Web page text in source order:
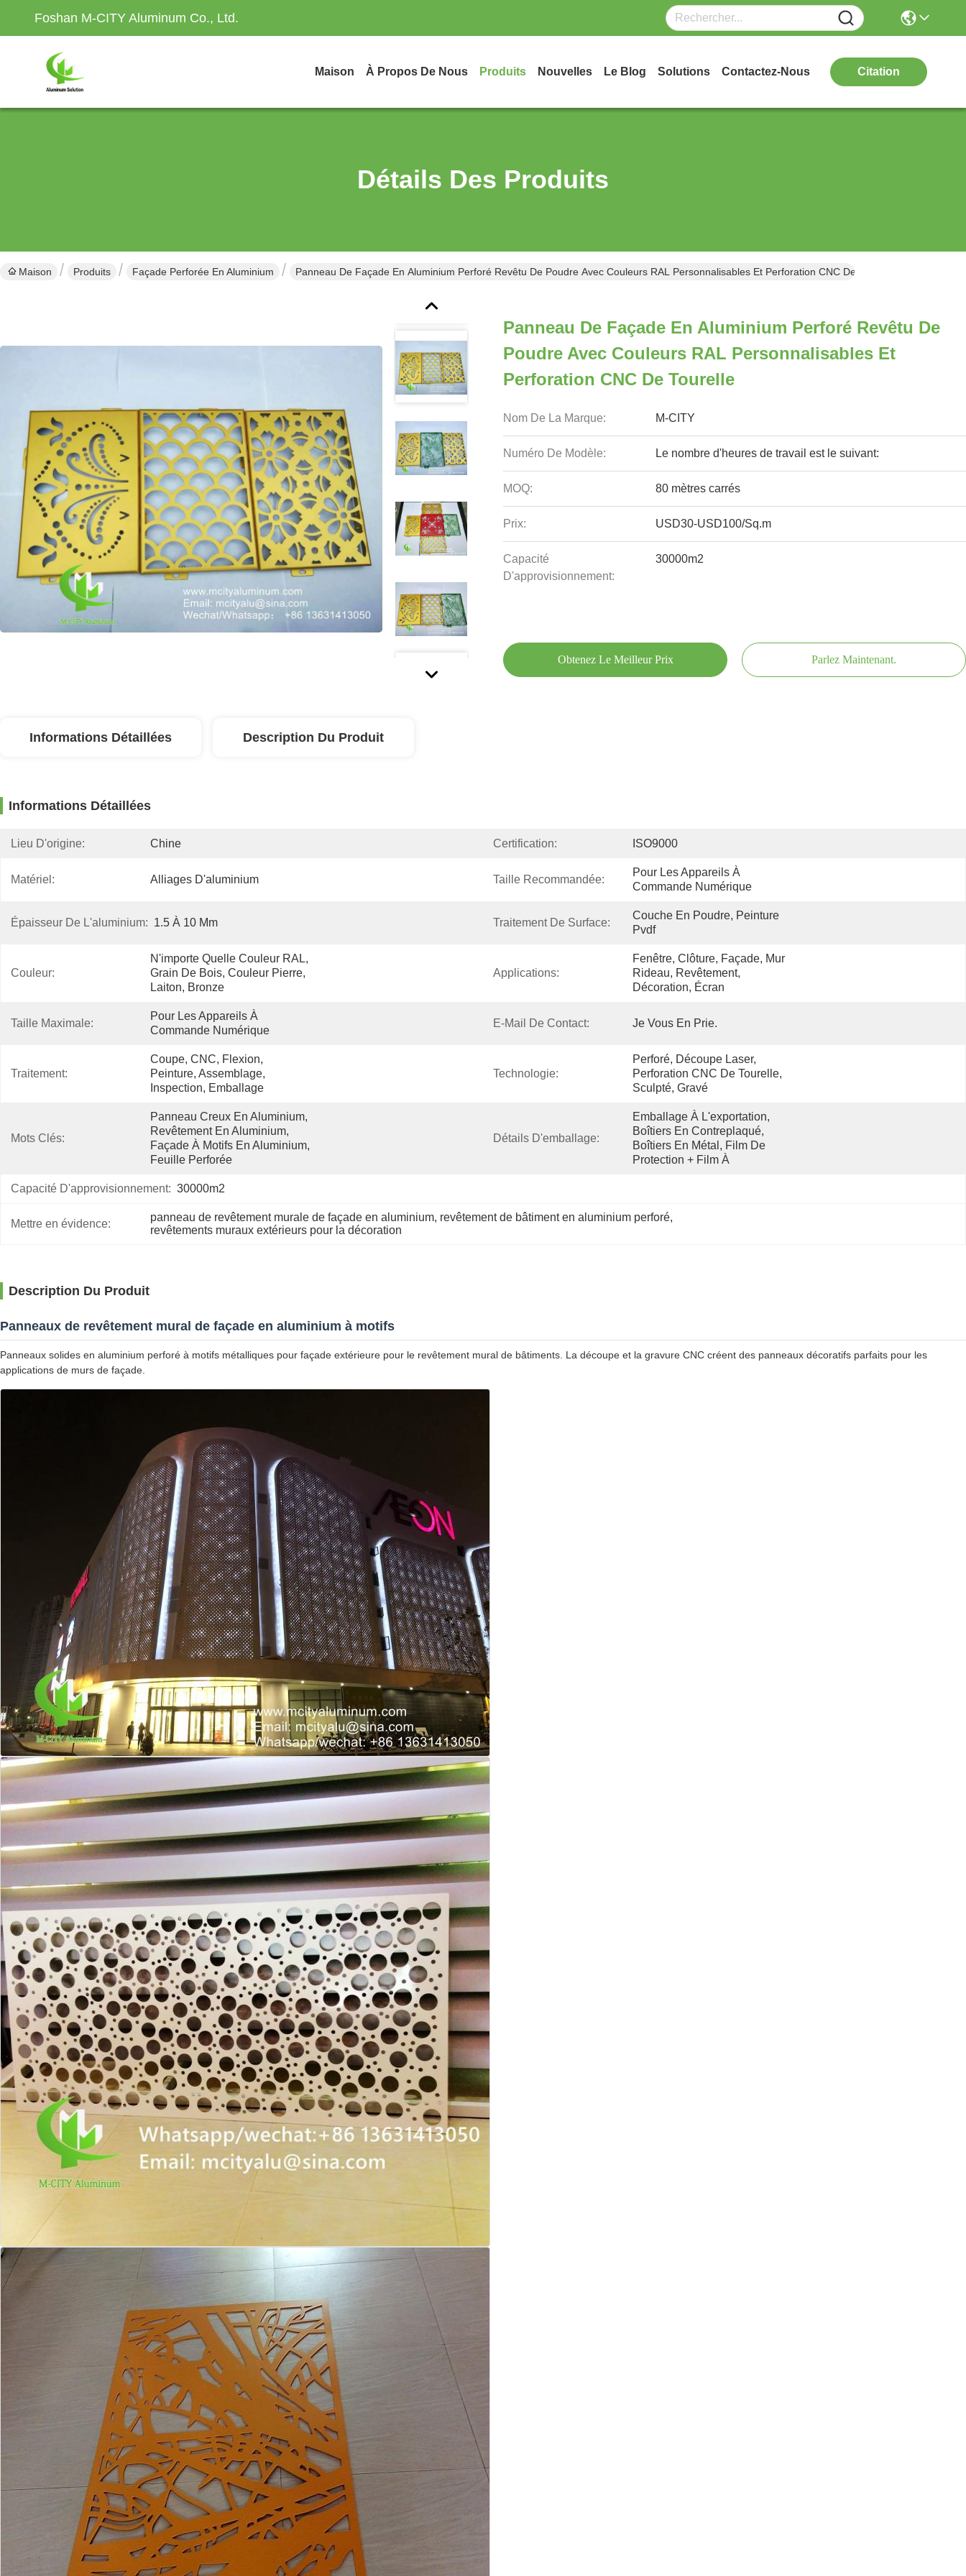
Foshan M-CITY Aluminum Co., Ltd.
Maison À Propos De Nous Produits Nouvelles Le Blog Solutions Contactez-Nous Citation
Détails Des Produits
Maison Produits Façade Perforée En Aluminium Panneau De Façade En Aluminium Perforé Revêtu De Poudre Avec Couleurs RAL Personnalisables Et Perforation CNC De Tourelle
Panneau De Façade En Aluminium Perforé Revêtu De
Poudre Avec Couleurs RAL Personnalisables Et
Perforation CNC De Tourelle
Nom De La Marque: M-CITY
Numéro De Modèle: Le nombre d'heures de travail est le suivant:
MOQ: 80 mètres carrés
Prix: USD30-USD100/Sq.m
Capacité
D'approvisionnement:
30000m2
Obtenez Le Meilleur Prix Parlez Maintenant.
Informations Détaillées Description Du Produit
Informations Détaillées
Lieu D'origine: Chine Certification: ISO9000
Matériel: Alliages D'aluminium Taille Recommandée:
Pour Les Appareils À
Commande Numérique
Épaisseur De L'aluminium: 1.5 À 10 Mm Traitement De Surface:
Couche En Poudre, Peinture
Pvdf
Couleur:
N'importe Quelle Couleur RAL,
Grain De Bois, Couleur Pierre,
Laiton, Bronze
Applications:
Fenêtre, Clôture, Façade, Mur
Rideau, Revêtement,
Décoration, Écran
Taille Maximale:
Pour Les Appareils À
Commande Numérique
E-Mail De Contact: Je Vous En Prie.
Traitement:
Coupe, CNC, Flexion,
Peinture, Assemblage,
Inspection, Emballage
Technologie:
Perforé, Découpe Laser,
Perforation CNC De Tourelle,
Sculpté, Gravé
Mots Clés:
Panneau Creux En Aluminium,
Revêtement En Aluminium,
Façade À Motifs En Aluminium,
Feuille Perforée
Détails D'emballage:
Emballage À L'exportation,
Boîtiers En Contreplaqué,
Boîtiers En Métal, Film De
Protection + Film À
Capacité D'approvisionnement: 30000m2
Mettre en évidence:
panneau de revêtement murale de façade en aluminium, revêtement de bâtiment en aluminium perforé,
revêtements muraux extérieurs pour la décoration
Description Du Produit
Panneaux de revêtement mural de façade en aluminium à motifs
Panneaux solides en aluminium perforé à motifs métalliques pour façade extérieure pour le revêtement mural de bâtiments. La découpe et la gravure CNC créent des panneaux décoratifs parfaits pour les
applications de murs de façade.